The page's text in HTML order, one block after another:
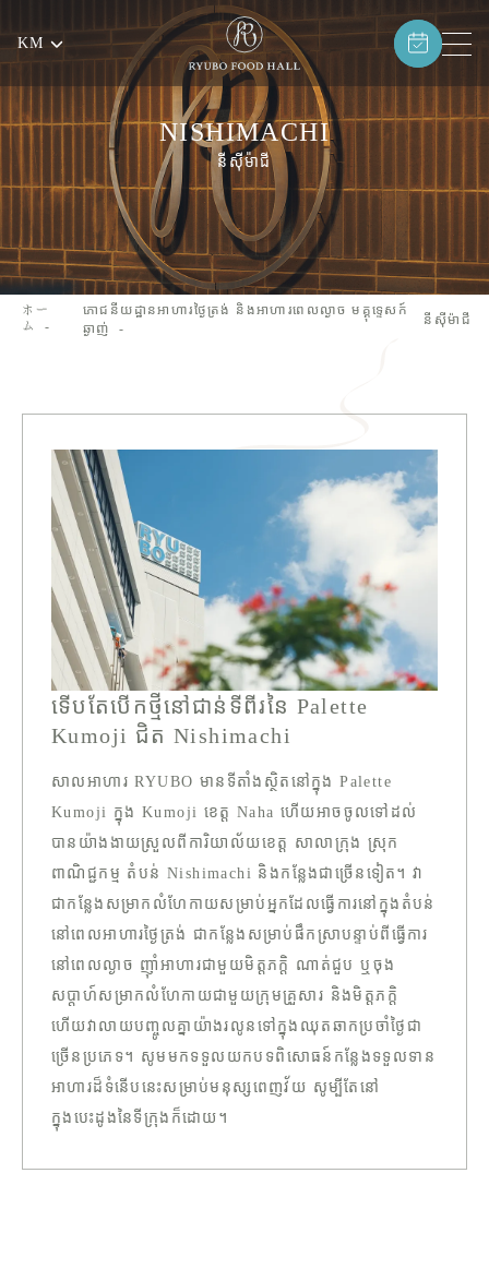
KM
NISHIMACHI
នីស៊ីម៉ាជី
ホー
ム
ភោជនីយដ្ឋានអាហារថ្ងៃត្រង់ និងអាហារពេលល្ងាច មគ្គុទ្ទេសក៍
ឆ្ងាញ់
នីស៊ីម៉ាជី
ទើបតែបើកថ្មីនៅជាន់ទីពីរនៃ Palette
Kumoji ជិត Nishimachi
សាលអាហារ RYUBO មានទីតាំងស្ថិតនៅក្នុង Palette
Kumoji ក្នុង Kumoji ខេត្ត Naha ហើយអាចចូលទៅដល់
បានយ៉ាងងាយស្រួលពីការិយាល័យខេត្ត សាលាក្រុង ស្រុក
ពាណិជ្ជកម្ម តំបន់ Nishimachi និងកន្លែងជាច្រើនទៀត។ វា
ជាកន្លែងសម្រាកលំហែកាយសម្រាប់អ្នកដែលធ្វើការនៅក្នុងតំបន់
នៅពេលអាហារថ្ងៃត្រង់ ជាកន្លែងសម្រាប់ផឹកស្រាបន្ទាប់ពីធ្វើការ
នៅពេលល្ងាច ញ៉ាំអាហារជាមួយមិត្តភក្តិ ណាត់ជួប ឬចុង
សប្តាហ៍សម្រាកលំហែកាយជាមួយក្រុមគ្រួសារ និងមិត្តភក្តិ
ហើយវាលាយបញ្ចូលគ្នាយ៉ាងរលូនទៅក្នុងឈុតឆាកប្រចាំថ្ងៃជា
ច្រើនប្រភេទ។ សូមមកទទួលយកបទពិសោធន៍កន្លែងទទួលទាន
អាហារដ៏ទំនើបនេះសម្រាប់មនុស្សពេញវ័យ សូម្បីតែនៅ
ក្នុងបេះដូងនៃទីក្រុងក៏ដោយ។